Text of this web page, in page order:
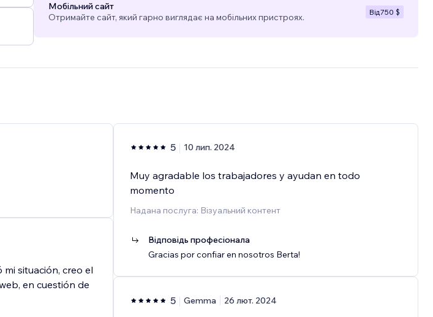
Мобільний сайт
Отримайте сайт, який гарно виглядає на мобільних пристроях.
Від750 $
situación, creo el
en cuestión de
5 10 лип. 2024
Muy agradable los trabajadores y ayudan en todo
momento
Надана послуга: Візуальний контент
Відповідь професіонала
Gracias por confiar en nosotros Berta!
5 Gemma 26 лют. 2024